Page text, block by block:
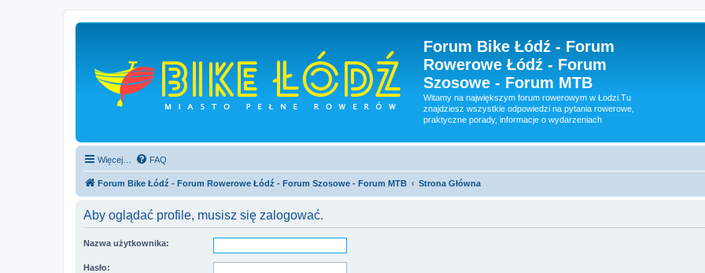
Forum Bike Łódź - Forum
Rowerowe Łódź - Forum
Szosowe - Forum MTB
Witamy na największym forum rowerowym w Łodzi.Tu
znajdziesz wszystkie odpowiedzi na pytania rowerowe,
praktyczne porady, informacje o wydarzeniach
Więcej… FAQ
Forum Bike Łódź - Forum Rowerowe Łódź - Forum Szosowe - Forum MTB Strona Główna
Aby oglądać profile, musisz się zalogować.
Nazwa użytkownika:
Hasło: